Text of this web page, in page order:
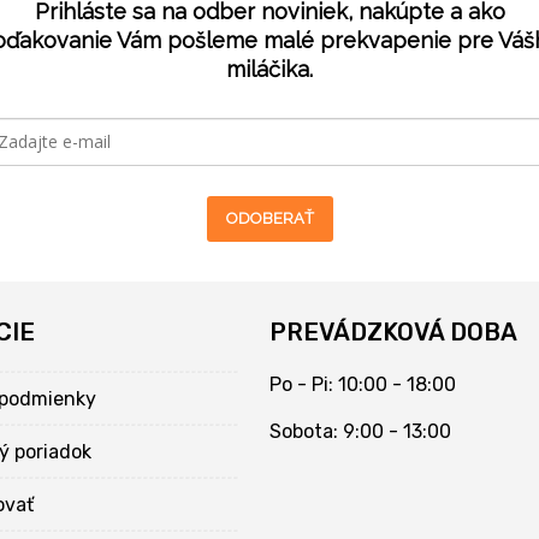
Prihláste sa na odber noviniek, nakúpte a ako
Vám pošleme malé prekvapenie pre
miláčika.
ODOBERAŤ
poriadok
PREVÁDZKOVÁ DOBA
Po - Pi: 10:00 - 18:00
Sobota: 9:00 - 13:00